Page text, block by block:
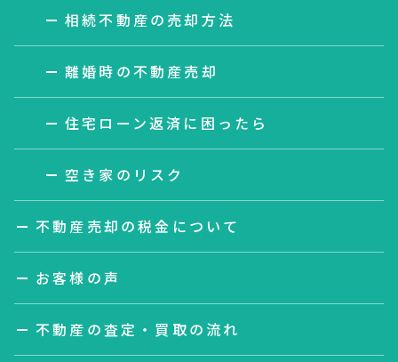
相続不動産の売却方法
離婚時の不動産売却
住宅ローン返済に困ったら
空き家のリスク
不動産売却の税金について
お客様の声
不動産の査定・買取の流れ